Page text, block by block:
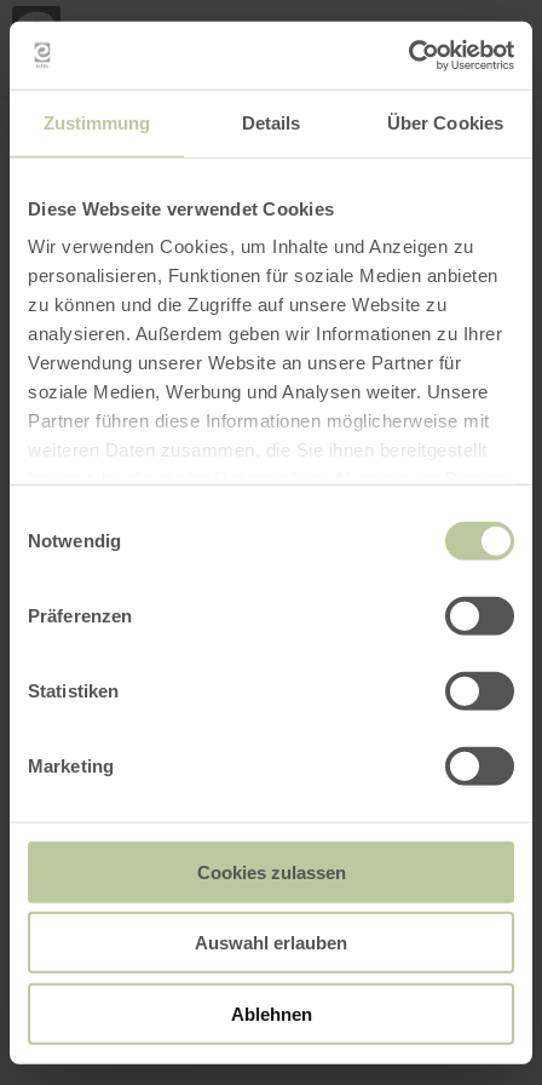
Zustimmung Details Über Cookies
Diese Webseite verwendet Cookies
Wir verwenden Cookies, um Inhalte und Anzeigen zu
personalisieren, Funktionen für soziale Medien anbieten
zu können und die Zugriffe auf unsere Website zu
analysieren. Außerdem geben wir Informationen zu Ihrer
Verwendung unserer Website an unsere Partner für
soziale Medien, Werbung und Analysen weiter. Unsere
Partner führen diese Informationen möglicherweise mit
weiteren Daten zusammen, die Sie ihnen bereitgestellt
Notwendig
Präferenzen
Statistiken
Marketing
Cookies zulassen
Auswahl erlauben
Ablehnen
INTERAKTIVE KARTE
Filter öffnen